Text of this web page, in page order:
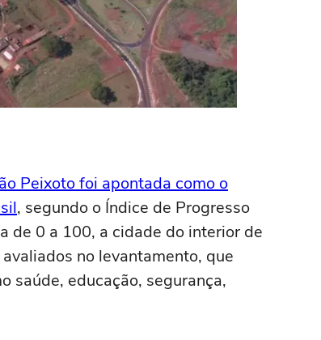
Peixoto foi apontada como o
, segundo o Índice de Progresso
de 0 a 100, a cidade do interior de
no levantamento, que
saúde, educação, segurança,